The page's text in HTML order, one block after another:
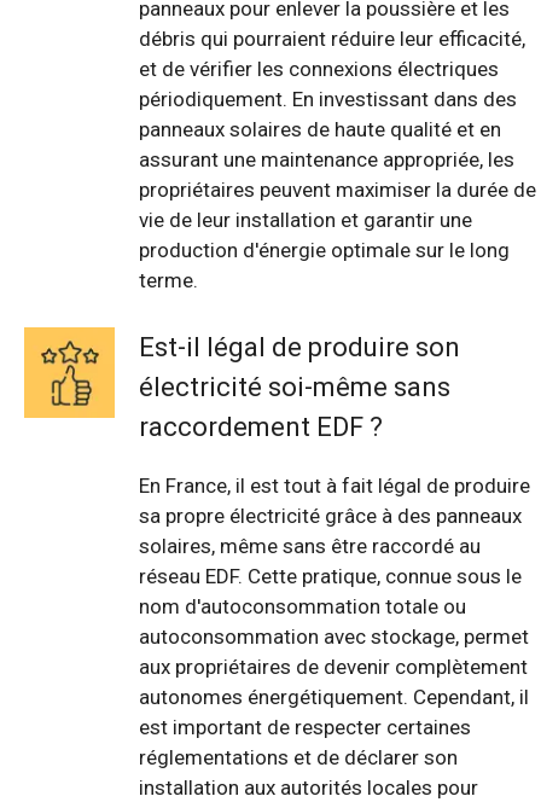
panneaux pour enlever la poussière et les
débris qui pourraient réduire leur efficacité,
et de vérifier les connexions électriques
périodiquement. En investissant dans des
panneaux solaires de haute qualité et en
assurant une maintenance appropriée, les
propriétaires peuvent maximiser la durée de
vie de leur installation et garantir une
production d'énergie optimale sur le long
terme.
Est-il légal de produire son
électricité soi-même sans
raccordement EDF ?
En France, il est tout à fait légal de produire
sa propre électricité grâce à des panneaux
solaires, même sans être raccordé au
réseau EDF. Cette pratique, connue sous le
nom d'autoconsommation totale ou
autoconsommation avec stockage, permet
aux propriétaires de devenir complètement
autonomes énergétiquement. Cependant, il
est important de respecter certaines
réglementations et de déclarer son
installation aux autorités locales pour